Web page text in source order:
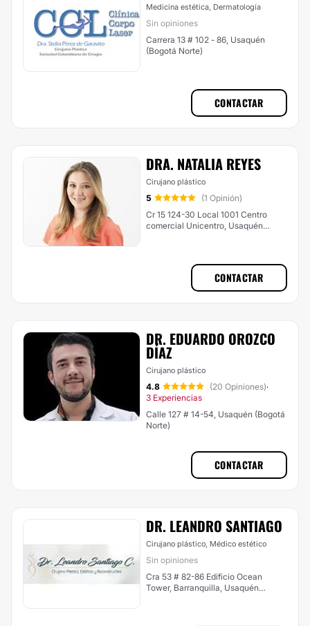
Medicina estética, Dermatología
Sin opiniones
Carrera 13 # 102 - 86, Usaquén
(Bogotá Norte)
CONTACTAR
DRA. NATALIA REYES
Cirujano plástico
5
(1 Opinión)
Cr 15 124-30 Local 1001 Centro
comercial Unicentro, Usaquén
CONTACTAR
DR. EDUARDO OROZCO
DÍAZ
Cirujano plástico
4.8 (20 Opiniones)·
3 Experiencias
Calle 127 # 14-54, Usaquén (Bogotá
Norte)
CONTACTAR
DR. LEANDRO SANTIAGO
Cirujano plástico, Médico estético
Sin opiniones
Cra 53 # 82-86 Edificio Ocean
Tower, Barranquilla, Usaquén